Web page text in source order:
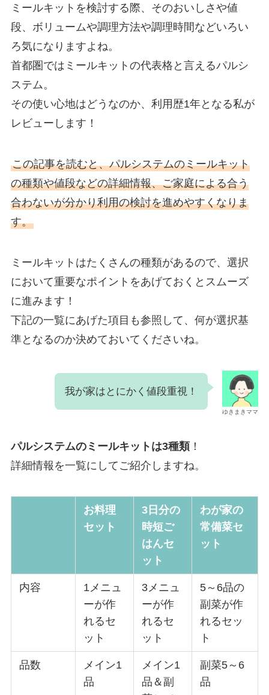
ミールキットを検討する際、そのおいしさや値
段、ボリュームや調理方法や調理時間などいろい
ろ気になりますよね。
首都圏ではミールキットの代表格と言えるパルシ
ステム。
その使い心地はどうなのか、利用歴1年となる私が
レビューします！
この記事を読むと、パルシステムのミールキット
の種類や値段などの詳細情報、ご家庭による合う
合わないが分かり利用の検討を進めやすくなりま
す。
ミールキットはたくさんの種類があるので、選択
において重要なポイントをあげておくとスムーズ
に進みます！
下記の一覧にあげた項目も参照して、何が選択基
準となるのか決めておいてくださいね。
ゆきまきママ
我が家はとにかく値段重視！
パルシステムのミールキットは3種類！
詳細情報を一覧にしてご紹介しますね。
お料理
セット
3日分の
時短ご
はんセ
ット
わが家の
常備菜セ
ット
内容
1メニュ
ーが作
れるセ
ット
3メニュ
ーが作
れるセ
ット
5～6品の
副菜が作
れるセッ
ト
品数
メイン1
品
メイン1
品＆副
副菜5～6
品